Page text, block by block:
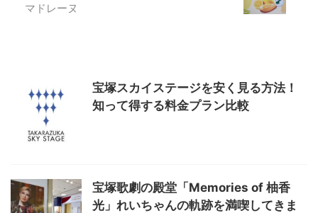
マドレーヌ
宝塚スカイステージを安く見る方法！
知って得する料金プラン比較
宝塚歌劇の殿堂「Memories of 柚香
光」れいちゃんの軌跡を満喫してきま